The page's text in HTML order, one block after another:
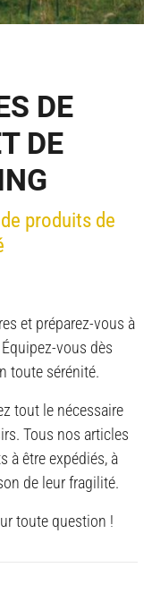
DE
DE
produits de
et préparez-vous à
vous dès
toute sérénité.
tout le nécessaire
Tous nos articles
à être expédiés, à
de leur fragilité.
toute question !